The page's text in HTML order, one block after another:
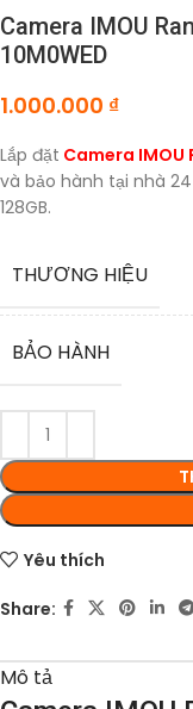
Camera IMOU
10M0WED
1.000.000 ₫
Lắp đặt Camera IMOU
và bảo hành tại nhà
128GB.
THƯƠNG HIỆU
BẢO HÀNH
Yêu thích
Share:
Mô tả